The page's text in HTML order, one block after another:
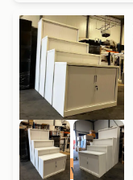
Incl levering